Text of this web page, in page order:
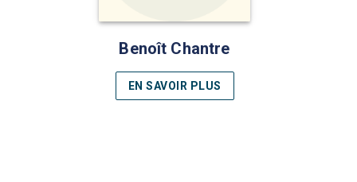
Benoît Chantre
EN SAVOIR PLUS